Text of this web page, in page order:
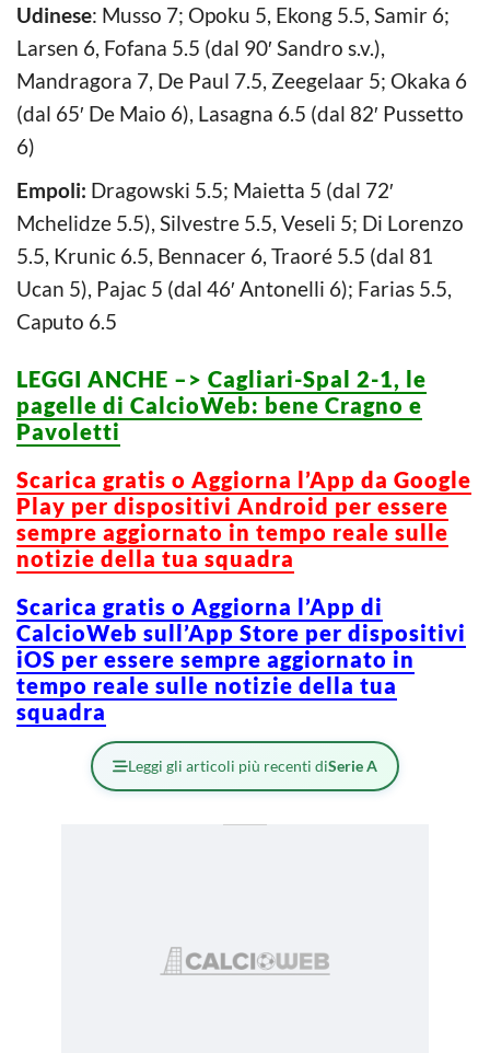
Udinese: Musso 7; Opoku 5, Ekong 5.5, Samir 6;
Larsen 6, Fofana 5.5 (dal 90′ Sandro s.v.),
Mandragora 7, De Paul 7.5, Zeegelaar 5; Okaka 6
(dal 65′ De Maio 6), Lasagna 6.5 (dal 82′ Pussetto
6)
Empoli: Dragowski 5.5; Maietta 5 (dal 72′
Mchelidze 5.5), Silvestre 5.5, Veseli 5; Di Lorenzo
5.5, Krunic 6.5, Bennacer 6, Traoré 5.5 (dal 81
Ucan 5), Pajac 5 (dal 46′ Antonelli 6); Farias 5.5,
Caputo 6.5
LEGGI ANCHE –> Cagliari-Spal 2-1, le
pagelle di CalcioWeb: bene Cragno e
Pavoletti
Scarica gratis o Aggiorna l’App da Google
Play per dispositivi Android per essere
sempre aggiornato in tempo reale sulle
notizie della tua squadra
Scarica gratis o Aggiorna l’App di
CalcioWeb sull’App Store per dispositivi
iOS per essere sempre aggiornato in
tempo reale sulle notizie della tua
squadra
Leggi gli articoli più recenti diSerie A